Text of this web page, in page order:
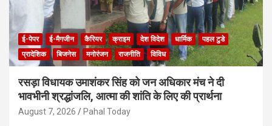
ई-पेपर ई-मैगजीन कैरियर क्राइम देश विदेश धार्मिक
पहल टुडे
प्रादेशिक
बिजनेस मनोरंजन राजनीति विविध
रसड़ा विधायक उमाशंकर सिंह को जन अधिकार मंच ने दी
भावभीनी श्रद्धांजलि, आत्मा की शांति के लिए की प्रार्थना
August 7, 2026 Pahal Today